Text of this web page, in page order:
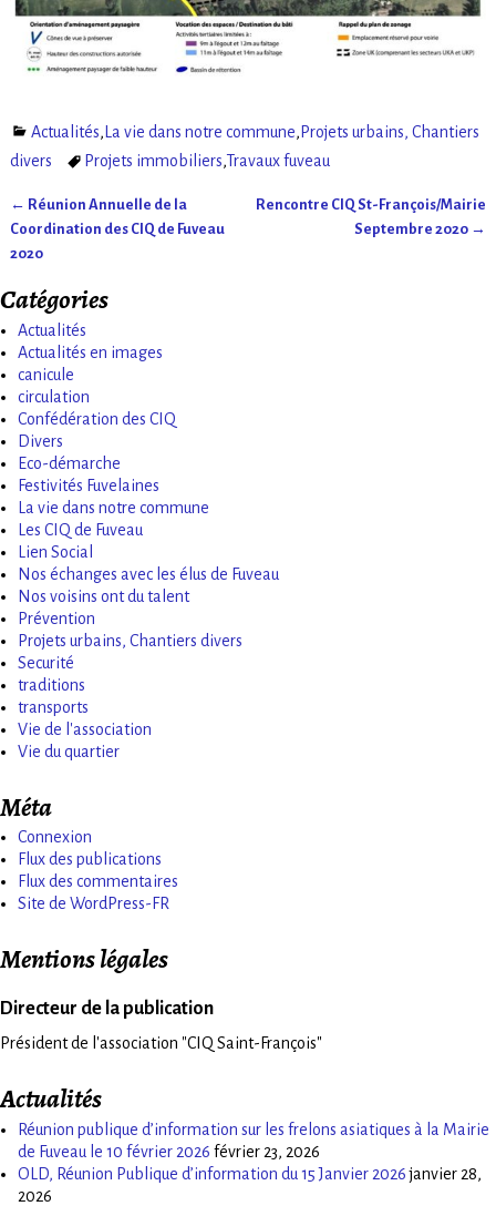
Actualités, La vie dans notre commune, Projets urbains, Chantiers
divers
Projets immobiliers,Travaux fuveau
Navigation des articles
← Réunion Annuelle de la
Coordination des CIQ de Fuveau
2020
Rencontre CIQ St-François/Mairie
Septembre 2020 →
Catégories
Actualités
Actualités en images
canicule
circulation
Confédération des CIQ
Divers
Eco-démarche
Festivités Fuvelaines
La vie dans notre commune
Les CIQ de Fuveau
Lien Social
Nos échanges avec les élus de Fuveau
Nos voisins ont du talent
Prévention
Projets urbains, Chantiers divers
Securité
traditions
transports
Vie de l'association
Vie du quartier
Méta
Connexion
Flux des publications
Flux des commentaires
Site de WordPress-FR
Mentions légales
Directeur de la publication
Président de l'association "CIQ Saint-François"
Actualités
Réunion publique d’information sur les frelons asiatiques à la Mairie
de Fuveau le 10 février 2026 février 23, 2026
OLD, Réunion Publique d’information du 15 Janvier 2026 janvier 28,
2026